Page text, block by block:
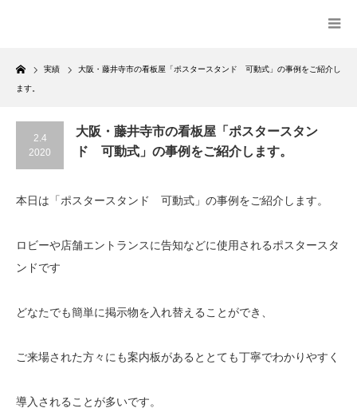
Home
実績 大阪・藤井寺市の看板屋「ポスタースタンド 可動式」の事例をご紹介し
ます。
2.4
2020
大阪・藤井寺市の看板屋「ポスタースタン
ド 可動式」の事例をご紹介します。
本日は「ポスタースタンド 可動式」の事例をご紹介します。
ロビーや店舗エントランスに告知などに使用されるポスタースタ
ンドです
どなたでも簡単に掲示物を入れ替えることができ、
ご来場された方々にも案内板があるととても丁寧でわかりやすく
導入されることが多いです。